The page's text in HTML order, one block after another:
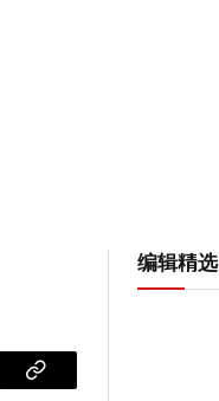
复
编辑精选